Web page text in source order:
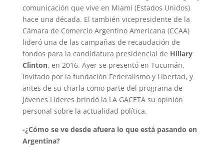
comunicación que vive en Miami (Estados Unidos)
hace una década. El también vicepresidente de la
Cámara de Comercio Argentino Americana (CCAA)
lideró una de las campañas de recaudación de
fondos para la candidatura presidencial de Hillary
Clinton, en 2016. Ayer se presentó en Tucumán,
invitado por la fundación Federalismo y Libertad, y
antes de su charla como parte del programa de
Jóvenes Líderes brindó la LA GACETA su opinión
personal sobre la actualidad política.
-¿Cómo se ve desde afuera lo que está pasando en
Argentina?